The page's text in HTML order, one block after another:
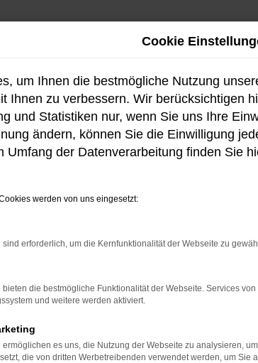
Internetseite ist die Theiss & Cossmann
Unternehmen bedanken und
nimmt die Theiss & Cossmann GmbH
Folgenden über die Erhebung
Cookie
um Ihnen die bestmögliche Nutzung
Ihnen zu verbessern. Wir berücksichtigen
und Statistiken nur, wenn Sie uns Ihre
ändern, können Sie die Einwilligung
Umfang der Datenverarbeitung finden Sie
werden von uns eingesetzt:
sind erforderlich, um die Kernfunktionalität der Webseite zu
bieten die bestmögliche Funktionalität der Webseite. Services
und weitere werden aktiviert.
ermöglichen es uns, die Nutzung der Webseite zu analysieren,
die von dritten Werbetreibenden verwendet werden, um